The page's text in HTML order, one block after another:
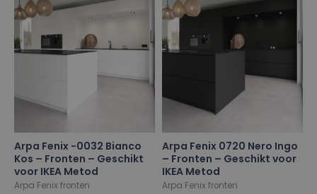
Arpa Fenix -0032 Bianco
Kos – Fronten – Geschikt
voor IKEA Metod
Arpa Fenix fronten
Arpa Fenix 0720 Nero Ingo
– Fronten – Geschikt voor
IKEA Metod
Arpa Fenix fronten